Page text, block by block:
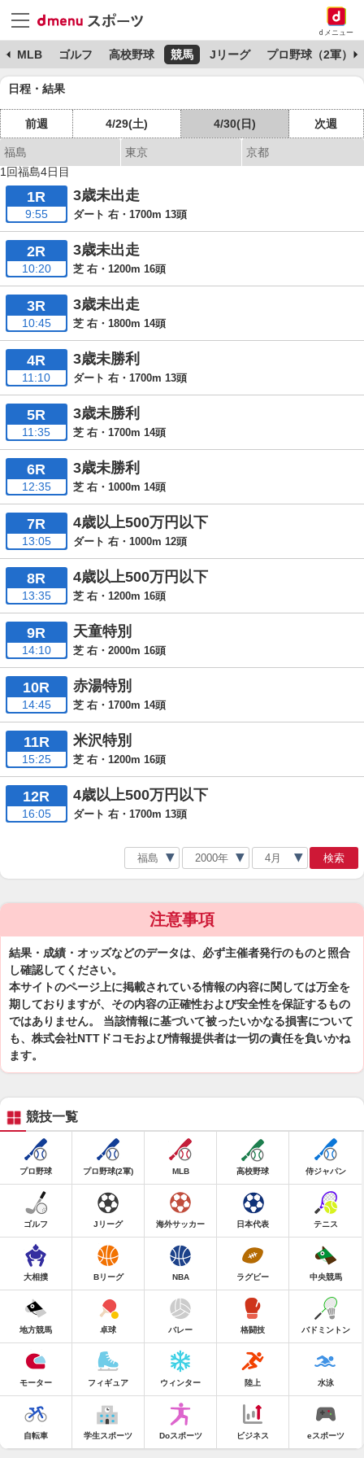
dメニュー
MLB ゴルフ 高校野球 競馬 Jリーグ プロ野球（2軍）
日程・結果
前週 4/29(土) 4/30(日) 次週
福島 東京
京都
1回福島4日目
1R
9:55
3歳未出走
ダート 右・1700m 13頭
2R
10:20
3歳未出走
芝 右・1200m 16頭
3R
10:45
3歳未出走
芝 右・1800m 14頭
4R
11:10
3歳未勝利
ダート 右・1700m 13頭
5R
11:35
3歳未勝利
芝 右・1700m 14頭
6R
12:35
3歳未勝利
芝 右・1000m 14頭
7R
13:05
4歳以上500万円以下
ダート 右・1000m 12頭
8R
13:35
4歳以上500万円以下
芝 右・1200m 16頭
9R
14:10
天童特別
芝 右・2000m 16頭
10R
14:45
赤湯特別
芝 右・1700m 14頭
11R
15:25
米沢特別
芝 右・1200m 16頭
12R
16:05
4歳以上500万円以下
ダート 右・1700m 13頭
検索
注意事項
結果・成績・オッズなどのデータは、必ず主催者発行のものと照合
し確認してください。
本サイトのページ上に掲載されている情報の内容に関しては万全を
期しておりますが、その内容の正確性および安全性を保証するもの
ではありません。 当該情報に基づいて被ったいかなる損害について
も、株式会社NTTドコモおよび情報提供者は一切の責任を負いかね
ます。
競技一覧
プロ野球 プロ野球(2軍) MLB 高校野球 侍ジャパン
ゴルフ Jリーグ 海外サッカー 日本代表 テニス
大相撲 Bリーグ NBA ラグビー 中央競馬
地方競馬 卓球 バレー 格闘技 バドミントン
モーター フィギュア ウィンター 陸上 水泳
自転車 学生スポーツ Doスポーツ ビジネス eスポーツ